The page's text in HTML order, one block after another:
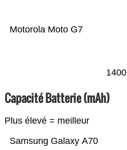
Motorola Moto G7
1400
Capacité Batterie (mAh)
Plus élevé = meilleur
Samsung Galaxy A70